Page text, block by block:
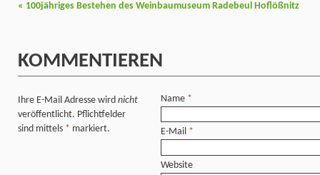
« 100jähriges Bestehen des Weinbaumuseum Radebeul Hoflößnitz
KOMMENTIEREN
Ihre E-Mail Adresse wird nicht
veröffentlicht. Pflichtfelder
sind mittels * markiert.
Name *
E-Mail *
Website